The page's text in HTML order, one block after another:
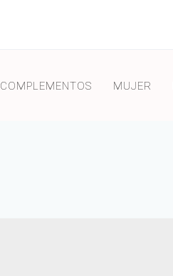
COMPLEMENTOS MUJER